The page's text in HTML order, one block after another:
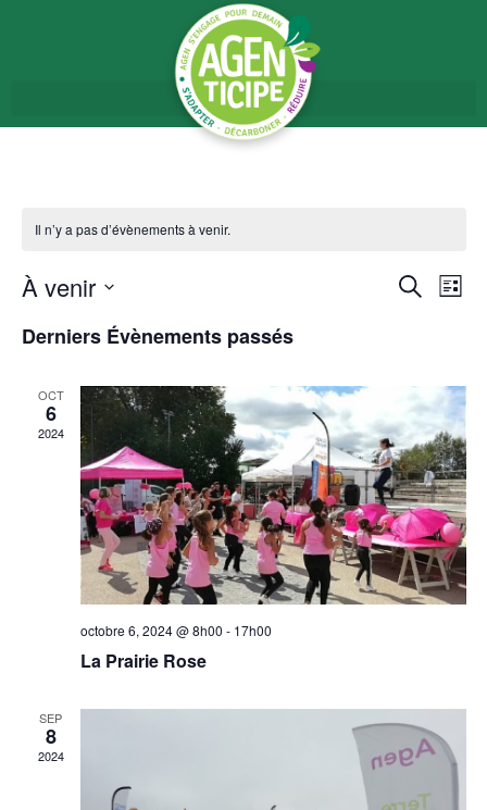
Il n’y a pas d’évènements à venir.
DE
VUES
Recherche
Liste
À venir
une
date.
Derniers Évènements passés
OCT
6
2024
octobre 6, 2024 @ 8h00 - 17h00
La Prairie Rose
SEP
8
2024